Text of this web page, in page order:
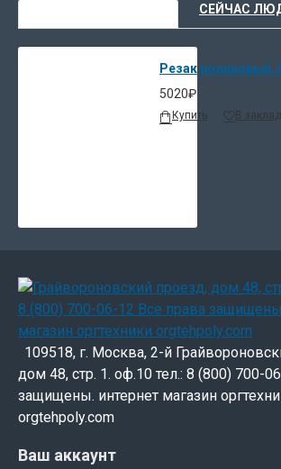
СЕЙЧАС
Резак роликовый
5020₽
Купить В
109518, г. Москва, 2-й
дом 48, стр. 1. оф.10 тел.: 8 (800) 700-
защищены. интернет магазин
orgtehpoly.com
Ваш аккаунт